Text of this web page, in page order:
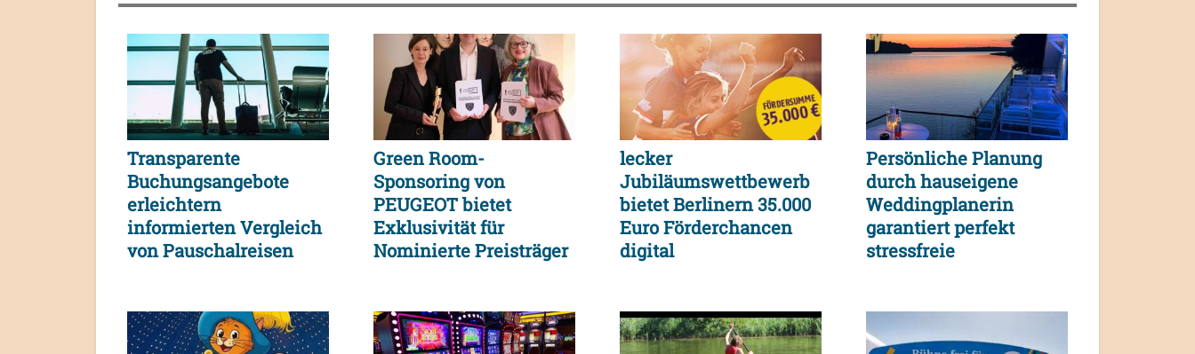
Transparente
Buchungsangebote
erleichtern
informierten Vergleich
von Pauschalreisen
Green Room-
Sponsoring von
PEUGEOT bietet
Exklusivität für
Nominierte Preisträger
lecker
Jubiläumswettbewerb
bietet Berlinern 35.000
Euro Förderchancen
digital
Persönliche Planung
durch hauseigene
Weddingplanerin
garantiert perfekt
stressfreie